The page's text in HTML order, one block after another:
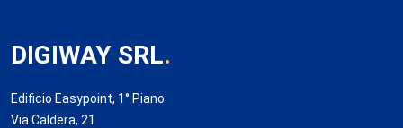
DIGIWAY SRL.
Edificio Easypoint, 1° Piano
Via Caldera, 21